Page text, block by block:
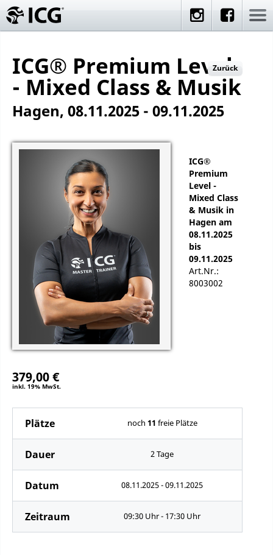
ICG® Premium Level
- Mixed Class & Musik
Zurück
Hagen, 08.11.2025 - 09.11.2025
ICG®
Premium
Level -
Mixed Class
& Musik in
Hagen am
08.11.2025
bis
09.11.2025
Art.Nr.:
8003002
379,00 €
inkl. 19% MwSt.
Plätze noch 11 freie Plätze
Dauer 2 Tage
Datum 08.11.2025 - 09.11.2025
Zeitraum 09:30 Uhr - 17:30 Uhr